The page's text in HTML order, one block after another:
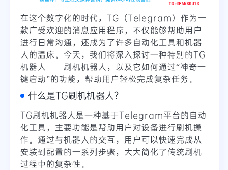
在这个数字化的时代，TG（Telegram）作为一
款广受欢迎的消息应用程序，不仅能够帮助用户
进行日常沟通，还成为了许多自动化工具和机器
人的温床。今天，我们将深入探讨一种特别的TG
机器人——刷机机器人，以及它如何通过“神奇一
键启动”的功能，帮助用户轻松完成复杂任务。
什么是TG刷机机器人？
TG刷机机器人是一种基于Telegram平台的自动
化工具，主要功能是帮助用户对设备进行刷机操
作。通过与机器人的交互，用户可以快速完成从
安装到配置的一系列步骤，大大简化了传统刷机
过程中的复杂性。